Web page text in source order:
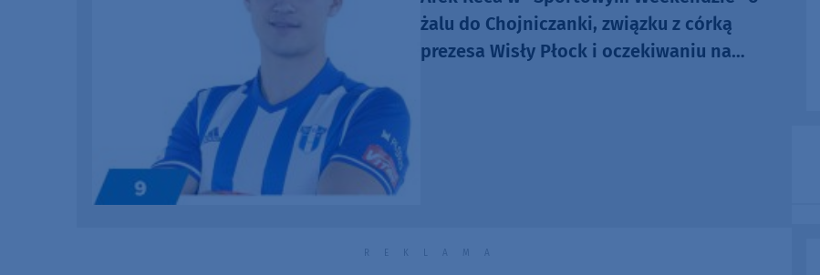
żalu do Chojniczanki, związku z córką
prezesa Wisły Płock i oczekiwaniu na